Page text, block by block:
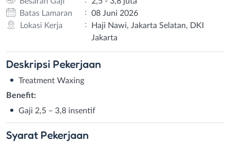
Batas Lamaran
:
08 Juni 2026
Lokasi Kerja
:
Haji Nawi, Jakarta Selatan, DKI
Jakarta
Deskripsi Pekerjaan
Treatment Waxing
Benefit:
Gaji 2,5 – 3,8 insentif
Syarat Pekerjaan